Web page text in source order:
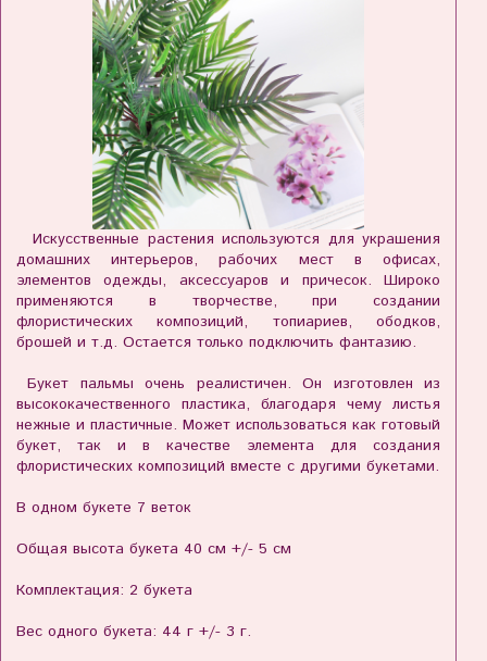
Искусственные растения используются для украшения
домашних интерьеров, рабочих мест в офисах,
элементов одежды, аксессуаров и причесок. Широко
применяются в творчестве, при создании
флористических композиций, топиариев, ободков,
брошей и т.д. Остается только подключить фантазию.
Букет пальмы очень реалистичен. Он изготовлен из
высококачественного пластика, благодаря чему листья
нежные и пластичные. Может использоваться как готовый
букет, так и в качестве элемента для создания
флористических композиций вместе с другими букетами.
В одном букете 7 веток
Общая высота букета 40 см +/- 5 см
Комплектация: 2 букета
Вес одного букета: 44 г +/- 3 г.